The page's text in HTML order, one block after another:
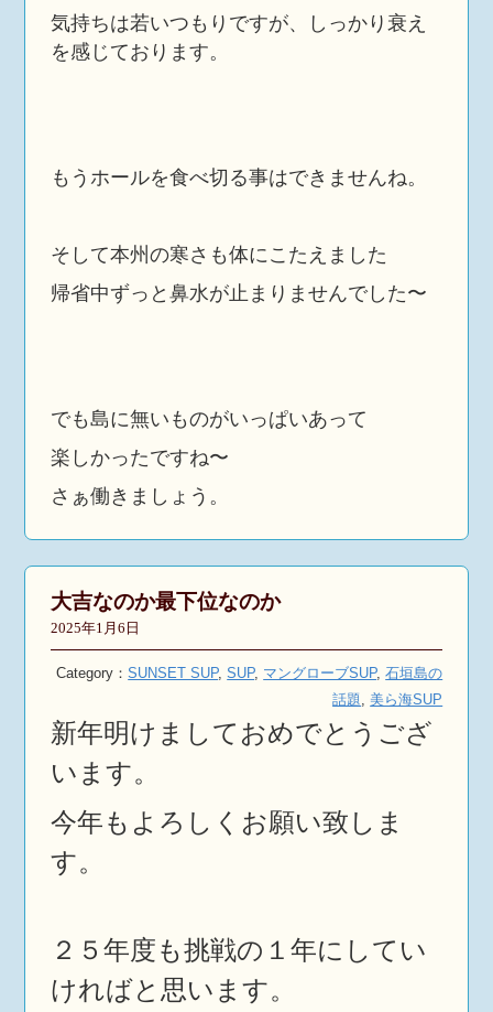
気持ちは若いつもりですが、しっかり衰え
を感じております。
もうホールを食べ切る事はできませんね。
そして本州の寒さも体にこたえました
帰省中ずっと鼻水が止まりませんでした〜
でも島に無いものがいっぱいあって
楽しかったですね〜
さぁ働きましょう。
大吉なのか最下位なのか
2025年1月6日
Category：SUNSET SUP,SUP, マングローブSUP,石垣島の
話題
,美ら海SUP
新年明けましておめでとうござ
います。
今年もよろしくお願い致しま
す。
２５年度も挑戦の１年にしてい
ければと思います。